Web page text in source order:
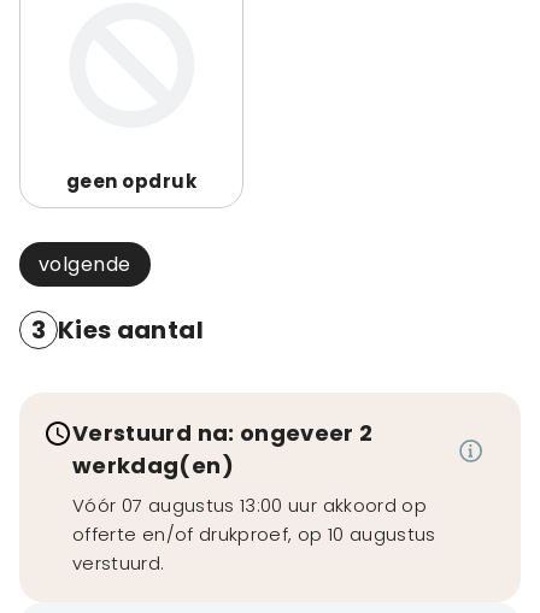
geen opdruk
volgende
3 Kies aantal
Verstuurd na: ongeveer 2
werkdag(en)
Vóór 07 augustus 13:00 uur akkoord op
offerte en/of drukproef, op 10 augustus
verstuurd.